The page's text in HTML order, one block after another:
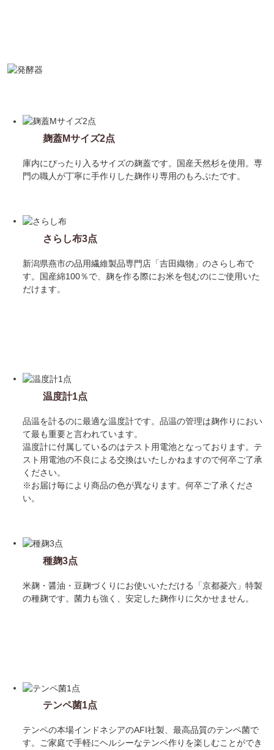
麹蓋Mサイズ2点
庫内にぴったり入るサイズの麹蓋です。国産天然杉を使用。専
門の職人が丁寧に手作りした麹作り専用のもろぶたです。
さらし布3点
新潟県燕市の品用繊維製品専門店「吉田織物」のさらし布で
す。国産綿100％で、麹を作る際にお米を包むのにご使用いた
だけます。
温度計1点
品温を計るのに最適な温度計です。品温の管理は麹作りにおい
て最も重要と言われています。
温度計に付属しているのはテスト用電池となっております。テ
スト用電池の不良による交換はいたしかねますので何卒ご了承
ください。
※お届け毎により商品の色が異なります。何卒ご了承くださ
い。
種麹3点
米麹・醤油・豆麹づくりにお使いいただける「京都菱六」特製
の種麹です。菌力も強く、安定した麹作りに欠かせません。
テンペ菌1点
テンペの本場インドネシアのAFI社製、最高品質のテンペ菌で
す。ご家庭で手軽にヘルシーなテンペ作りを楽しむことができ